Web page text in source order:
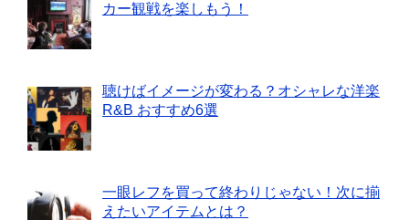
カー観戦を楽しもう！
聴けばイメージが変わる？オシャレな洋楽
R&B おすすめ6選
一眼レフを買って終わりじゃない！次に揃
えたいアイテムとは？